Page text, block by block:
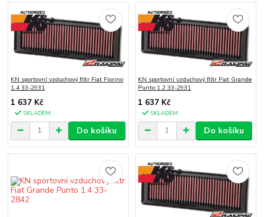
KN sportovní vzduchový filtr Fiat Fiorino
1.4 33-2931
1 637 Kč
SKLADEM
Do košíku
KN sportovní vzduchový filtr Fiat Grande
Punto 1.2 33-2931
1 637 Kč
SKLADEM
Do košíku